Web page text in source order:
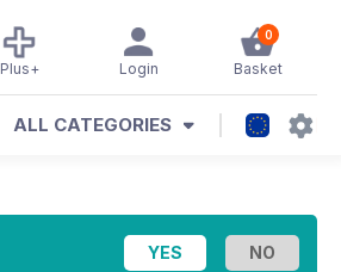
0
Basket
Login
Plus+
ALL CATEGORIES